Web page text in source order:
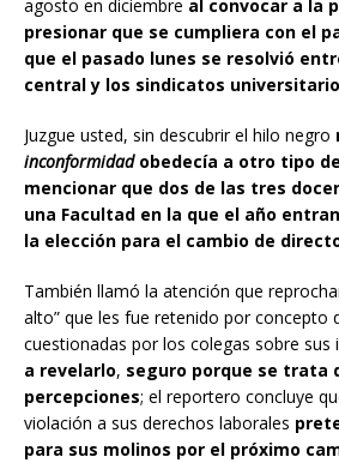
agosto en diciembre al convocar a la
presionar que se cumpliera con el
que el pasado lunes se resolvió
central y los sindicatos
Juzgue usted, sin descubrir el hilo negro
inconformidadobedecía a otro tipo
mencionar que dos de las tres
una Facultad en la que el año
la elección para el cambio de
También llamó la atención que
alto” que les fue retenido por concepto
cuestionadas por los colegas sobre sus
a revelarlo, seguro porque se trata
percepciones; el reportero concluye
violación a sus derechos laborales
para sus molinos por el próximo